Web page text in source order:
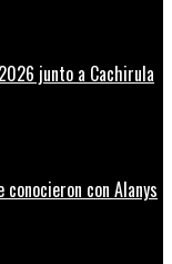
junto a Cachirula
con Alanys